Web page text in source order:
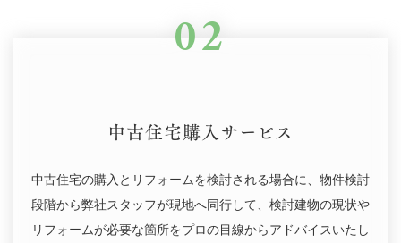
02
中古住宅購入サービス
中古住宅の購入とリフォームを検討される場合に、物件検討
段階から弊社スタッフが現地へ同行して、検討建物の現状や
リフォームが必要な箇所をプロの目線からアドバイスいたし